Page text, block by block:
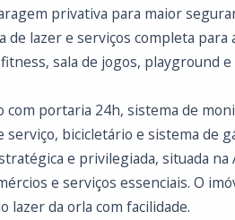
privativa para maior
lazer e serviços completa para
sala de jogos, playground
portaria 24h, sistema de
serviço, bicicletário e sistema de
e privilegiada, situada
e serviços essenciais. O
da orla com facilidade.